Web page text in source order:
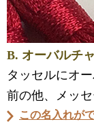
B. オーバルチ
タッセルにオ
前の他、メッ
この名入れが